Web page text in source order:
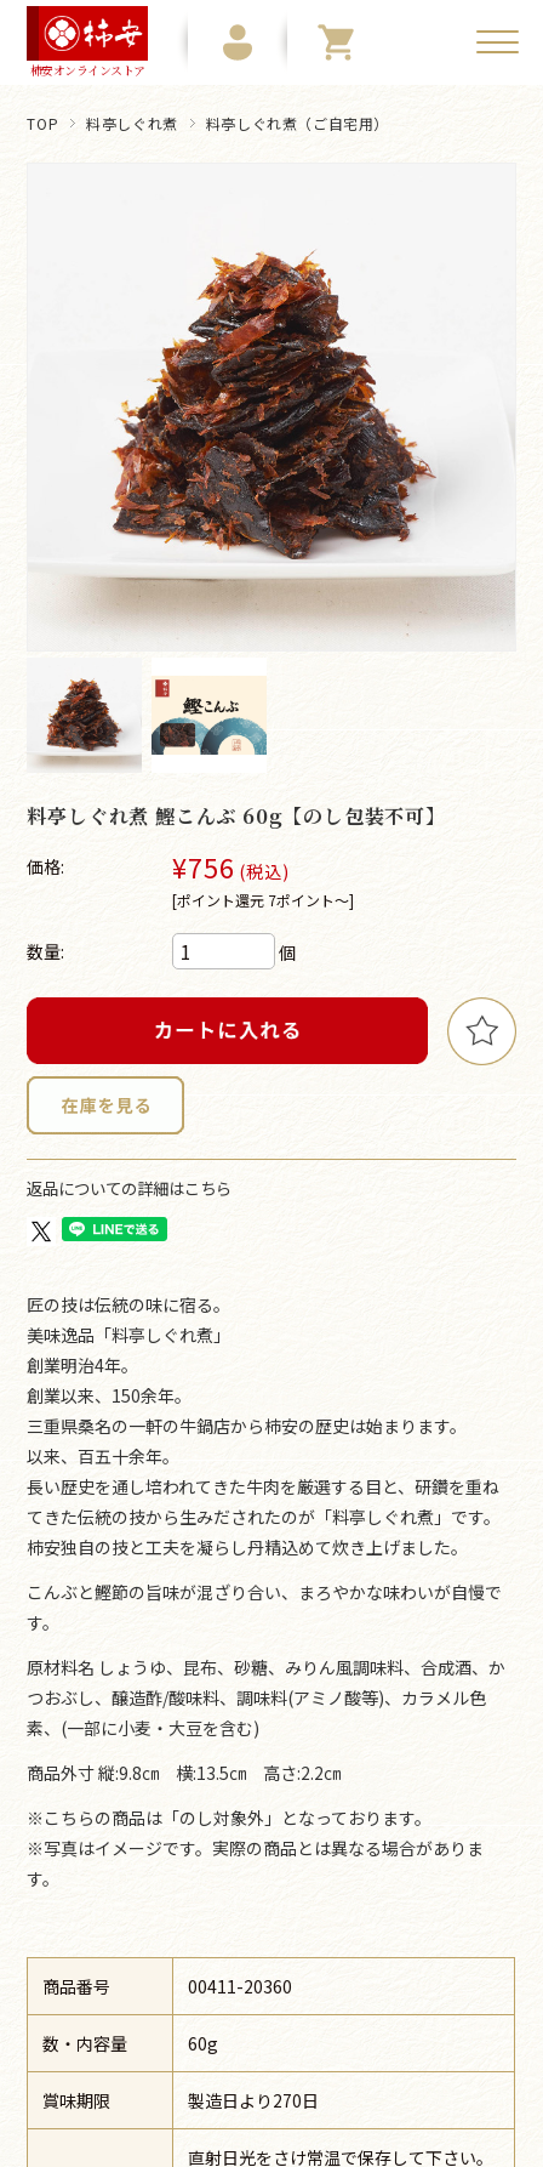
柿安オンラインストア
TOP 料亭しぐれ煮 料亭しぐれ煮（ご自宅用）
料亭しぐれ煮 鰹こんぶ 60g【のし包装不可】
価格: ¥756 (税込)
[ポイント還元 7ポイント～]
数量: 個
返品についての詳細はこちら
匠の技は伝統の味に宿る。
美味逸品「料亭しぐれ煮」
創業明治4年。
創業以来、150余年。
三重県桑名の一軒の牛鍋店から柿安の歴史は始まります。
以来、百五十余年。
長い歴史を通し培われてきた牛肉を厳選する目と、研鑽を重ね
てきた伝統の技から生みだされたのが「料亭しぐれ煮」です。
柿安独自の技と工夫を凝らし丹精込めて炊き上げました。
こんぶと鰹節の旨味が混ざり合い、まろやかな味わいが自慢で
す。
原材料名 しょうゆ、昆布、砂糖、みりん風調味料、合成酒、か
つおぶし、醸造酢/酸味料、調味料(アミノ酸等)、カラメル色
素、(一部に小麦・大豆を含む)
商品外寸 縦:9.8㎝ 横:13.5㎝ 高さ:2.2㎝
※こちらの商品は「のし対象外」となっております。
※写真はイメージです。実際の商品とは異なる場合がありま
す。
商品番号 00411-20360
数・内容量 60g
賞味期限 製造日より270日
直射日光をさけ常温で保存して下さい。